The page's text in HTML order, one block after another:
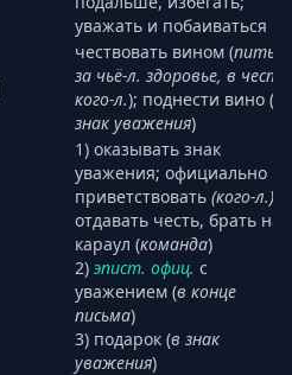
уважать и побаиваться
чествовать вином (пить
за чьё-л. здоровье, в честь
кого-л.); поднести вино (
знак уважения)
1) оказывать знак
уважения; официально
приветствовать (кого-л.)
отдавать честь, брать на
караул (команда)
2) эпист. офиц. с
уважением (в конце
письма)
3) подарок (в знак
уважения)